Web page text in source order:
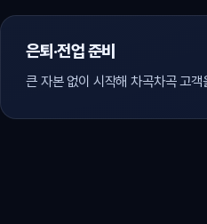
은퇴·전업 준비
큰 자본 없이 시작해 차곡차곡 고